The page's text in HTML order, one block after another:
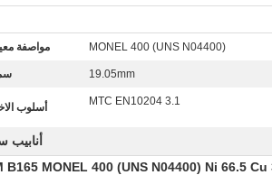
MONEL 400 (UNS N04400) مواصفة
19.05mm
MTC EN10204 3.1 أسلوب
أنابيب
B165 MONEL 400 (UNS N04400) Ni 66.5